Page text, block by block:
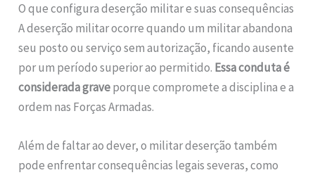
O que configura deserção militar e suas consequências
A deserção militar ocorre quando um militar abandona
seu posto ou serviço sem autorização, ficando ausente
por um período superior ao permitido. Essa conduta é
considerada graveporque compromete a disciplina e a
ordem nas Forças Armadas.
Além de faltar ao dever, o militar deserção também
pode enfrentar consequências legais severas, como